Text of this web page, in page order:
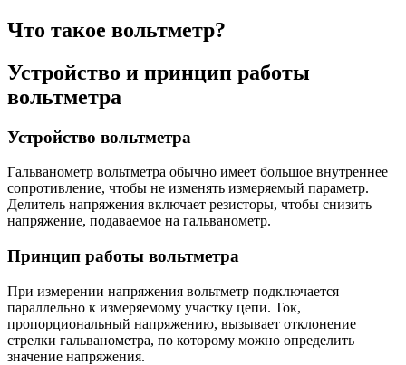
Что такое вольтметр?
Устройство и принцип работы
вольтметра
Устройство вольтметра
Гальванометр вольтметра обычно имеет большое внутреннее
сопротивление, чтобы не изменять измеряемый параметр.
Делитель напряжения включает резисторы, чтобы снизить
напряжение, подаваемое на гальванометр.
Принцип работы вольтметра
При измерении напряжения вольтметр подключается
параллельно к измеряемому участку цепи. Ток,
пропорциональный напряжению, вызывает отклонение
стрелки гальванометра, по которому можно определить
значение напряжения.